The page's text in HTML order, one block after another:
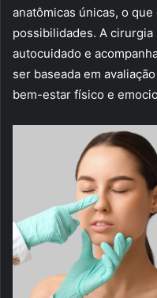
anatômicas únicas, o
possibilidades. A
autocuidado e
ser baseada em
bem-estar físico e